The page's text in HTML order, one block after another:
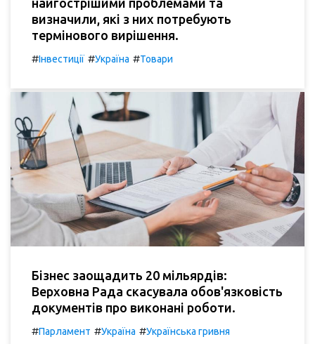
найгострішими проблемами та
визначили, які з них потребують
термінового вирішення.
#Інвестиції #Україна #Товари
Бізнес заощадить 20 мільярдів:
Верховна Рада скасувала обов'язковість
документів про виконані роботи.
#Парламент #Україна #Українська гривня